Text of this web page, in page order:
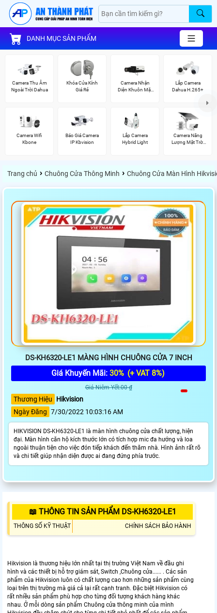
DANH MỤC SẢN PHẨM
Camera Thu Âm
Ngoài Trời Dahua
Khóa Cửa Kính
Giá Rẻ
Camera Nhận
Diện Khuôn Mặt
Lắp Camera
Dahua H.265+
Camera Wifi
Kbone
Báo Giá Camera
IP Kbvision
Lắp Camera
Hybrid Light
Camera Năng
Lượng Mặt Trời
Trang chủ › Chuông Cửa Thông Minh › Chuông Cửa Màn Hình
DS-KH6320-LE1 MÀNG HÌNH CHUÔNG CỬA 7 INCH
Giá Khuyến Mãi: 30% (+ VAT 8%)
Giá Niêm Yết:00 ₫
Thương Hiệu
Hikvision
Ngày Đăng 7/30/2022 10:03:16 AM
HIKVISION DS-KH6320-LE1 là màn hình chuông cửa chất lượng, hiện
đại. Màn hình căn hộ kích thước lớn có tích hợp mic đa hướng và loa
ngoài thuận tiện cho việc đón tiếp khách đến thăm nhà. Hình ảnh rất rõ
và chi tiết giúp nhận diện được ai đang đứng phía trước.
📖 THÔNG TIN SẢN PHẨM DS-KH6320-LE1
THÔNG SỐ KỸ THUẬT CHÍNH SÁCH BẢO HÀNH
Hikvision là thương hiệu lớn nhất tại thị trường Việt Nam về đầu ghi
hình và các thiết bị hỗ trợ giám sát, Switch ,Chuông cửa...... . Các sản
phẩm của Hikvision luôn có chất lượng cao hơn những sản phẩm cùng
loại trên thị trường mà giá cả lại rất cạnh tranh. Đặc biệt Hikvision có
rất nhiều sản phẩm phù hợp cho từng đối tượng khách hàng khác
nhau. Ở mỗi dòng sản phẩm Chuông cửa thông minh của mình